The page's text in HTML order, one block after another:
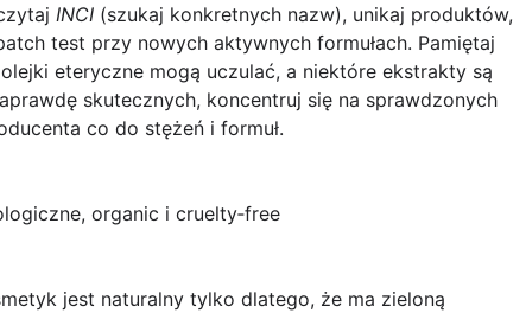
INCI (szukaj konkretnych nazw), unikaj produktów,
test przy nowych aktywnych formułach. Pamiętaj
eteryczne mogą uczulać, a niektóre ekstrakty są
skutecznych, koncentruj się na sprawdzonych
co do stężeń i formuł.
organic i cruelty‑free
jest naturalny tylko dlatego, że ma zieloną